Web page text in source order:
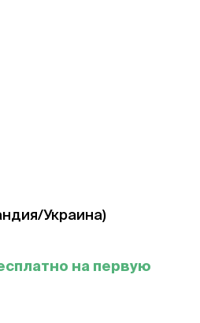
Украина)
на первую